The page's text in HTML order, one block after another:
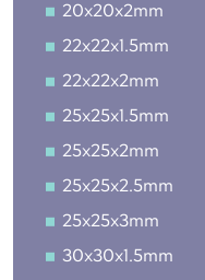
20x20x2mm
22x22x1.5mm
22x22x2mm
25x25x1.5mm
25x25x2mm
25x25x2.5mm
25x25x3mm
30x30x1.5mm